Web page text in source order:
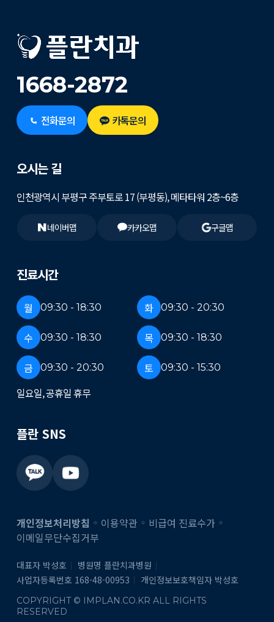
1668-2872
전화문의 카톡문의
진료시간
월 09:30 - 18:30 화 09:30 - 20:30
수 09:30 - 18:30 목 09:30 - 18:30
금 09:30 - 20:30 토 09:30 - 15:30
일요일, 공휴일 휴무
오시는 길
인천광역시 부평구 주부토로 17 (부평동), 메타타워 2층~6층
네이버맵 카카오맵 구글맵
플란 SNS
개인정보처리방침 이용약관
비급여 진료수가
이메일무단수집거부
대표자 박성호
병원명 플란치과병원
사업자등록번호 168-48-00953
개인정보보호책임자 박성호
COPYRIGHT © IMPLAN.CO.KR ALL RIGHTS
RESERVED